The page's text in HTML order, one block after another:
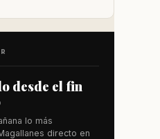
desde el fin
lo más
directo en